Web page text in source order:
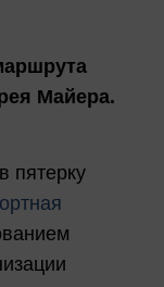
Майера.
пятерку